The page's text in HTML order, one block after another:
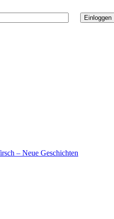
– Neue Geschichten